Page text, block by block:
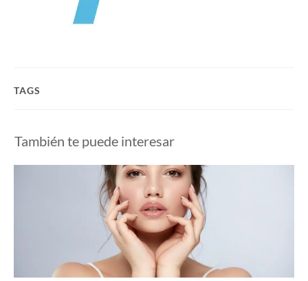
TAGS
También te puede interesar